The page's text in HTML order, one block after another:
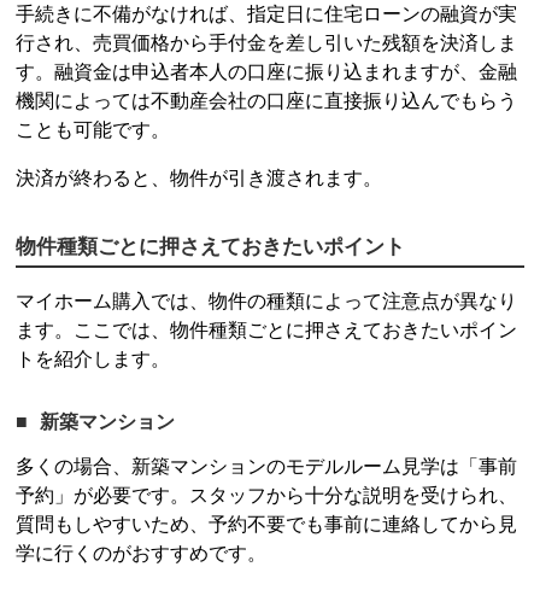
手続きに不備がなければ、指定日に住宅ローンの融資が実
行され、売買価格から手付金を差し引いた残額を決済しま
す。融資金は申込者本人の口座に振り込まれますが、金融
機関によっては不動産会社の口座に直接振り込んでもらう
ことも可能です。
決済が終わると、物件が引き渡されます。
物件種類ごとに押さえておきたいポイント
マイホーム購入では、物件の種類によって注意点が異なり
ます。ここでは、物件種類ごとに押さえておきたいポイン
トを紹介します。
新築マンション
多くの場合、新築マンションのモデルルーム見学は「事前
予約」が必要です。スタッフから十分な説明を受けられ、
質問もしやすいため、予約不要でも事前に連絡してから見
学に行くのがおすすめです。